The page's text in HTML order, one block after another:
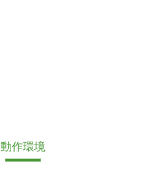
動作環境